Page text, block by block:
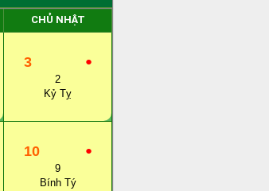
CHỦ NHẬT
●
3
2
Kỷ Tỵ
●
10
9
Bính Tý